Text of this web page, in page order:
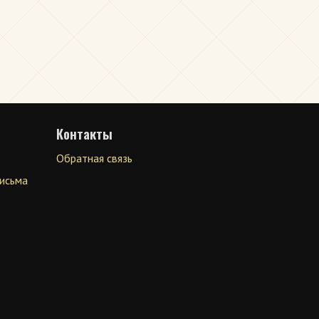
Контакты
Обратная связь